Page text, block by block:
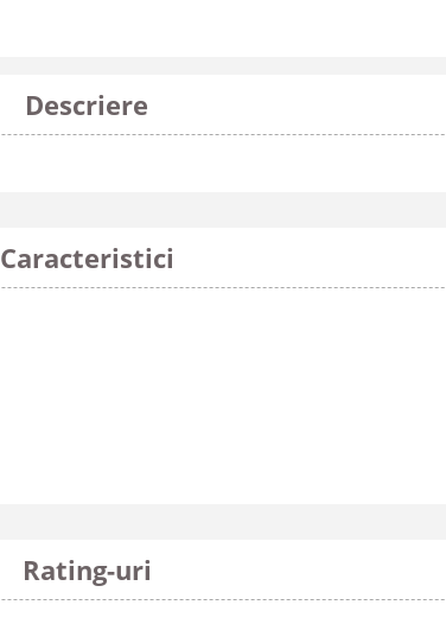
Descriere
Caracteristici
Rating-uri